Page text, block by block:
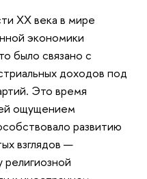
XX века в мире
экономики
было связано с
доходов под
Это время
ощущением
развитию
взглядов —